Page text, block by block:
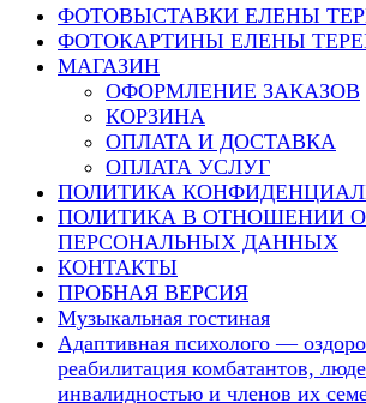
ФОТОВЫСТАВКИ ЕЛЕНЫ
ФОТОКАРТИНЫ ЕЛЕНЫ
МАГАЗИН
ОФОРМЛЕНИЕ ЗАКАЗОВ
КОРЗИНА
ОПЛАТА И ДОСТАВКА
ОПЛАТА УСЛУГ
ПОЛИТИКА
ПОЛИТИКА В ОТНОШЕНИИ
ПЕРСОНАЛЬНЫХ ДАННЫХ
КОНТАКТЫ
ПРОБНАЯ ВЕРСИЯ
Музыкальная гостиная
Адаптивная психолого —
реабилитация комбатантов,
инвалидностью и членов их